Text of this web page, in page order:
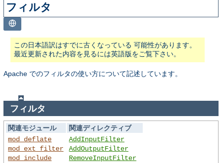
フィルタ
この日本語訳はすでに古くなっている 可能性があります。
最近更新された内容を見るには英語版をご覧下さい。
Apache でのフィルタの使い方について記述しています。
フィルタ
関連モジュール
関連ディレクティブ
mod_deflate
mod_ext_filter
mod_include
AddInputFilter
AddOutputFilter
RemoveInputFilter